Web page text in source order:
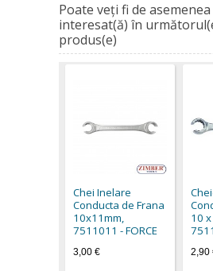
Poate veţi fi de asemenea
interesat(ă) în
produs(e)
Chei Inelare
Conducta de Frana
10х11mm,
7511011 - FORCE
3,00 €
10
2,90